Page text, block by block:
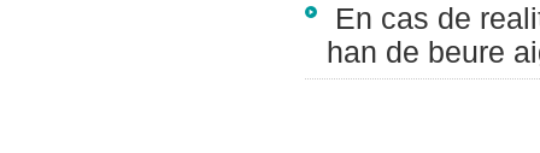
En cas de
han de beure